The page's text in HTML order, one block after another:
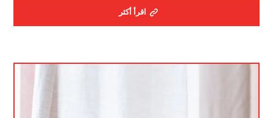
اقرأ أكثر